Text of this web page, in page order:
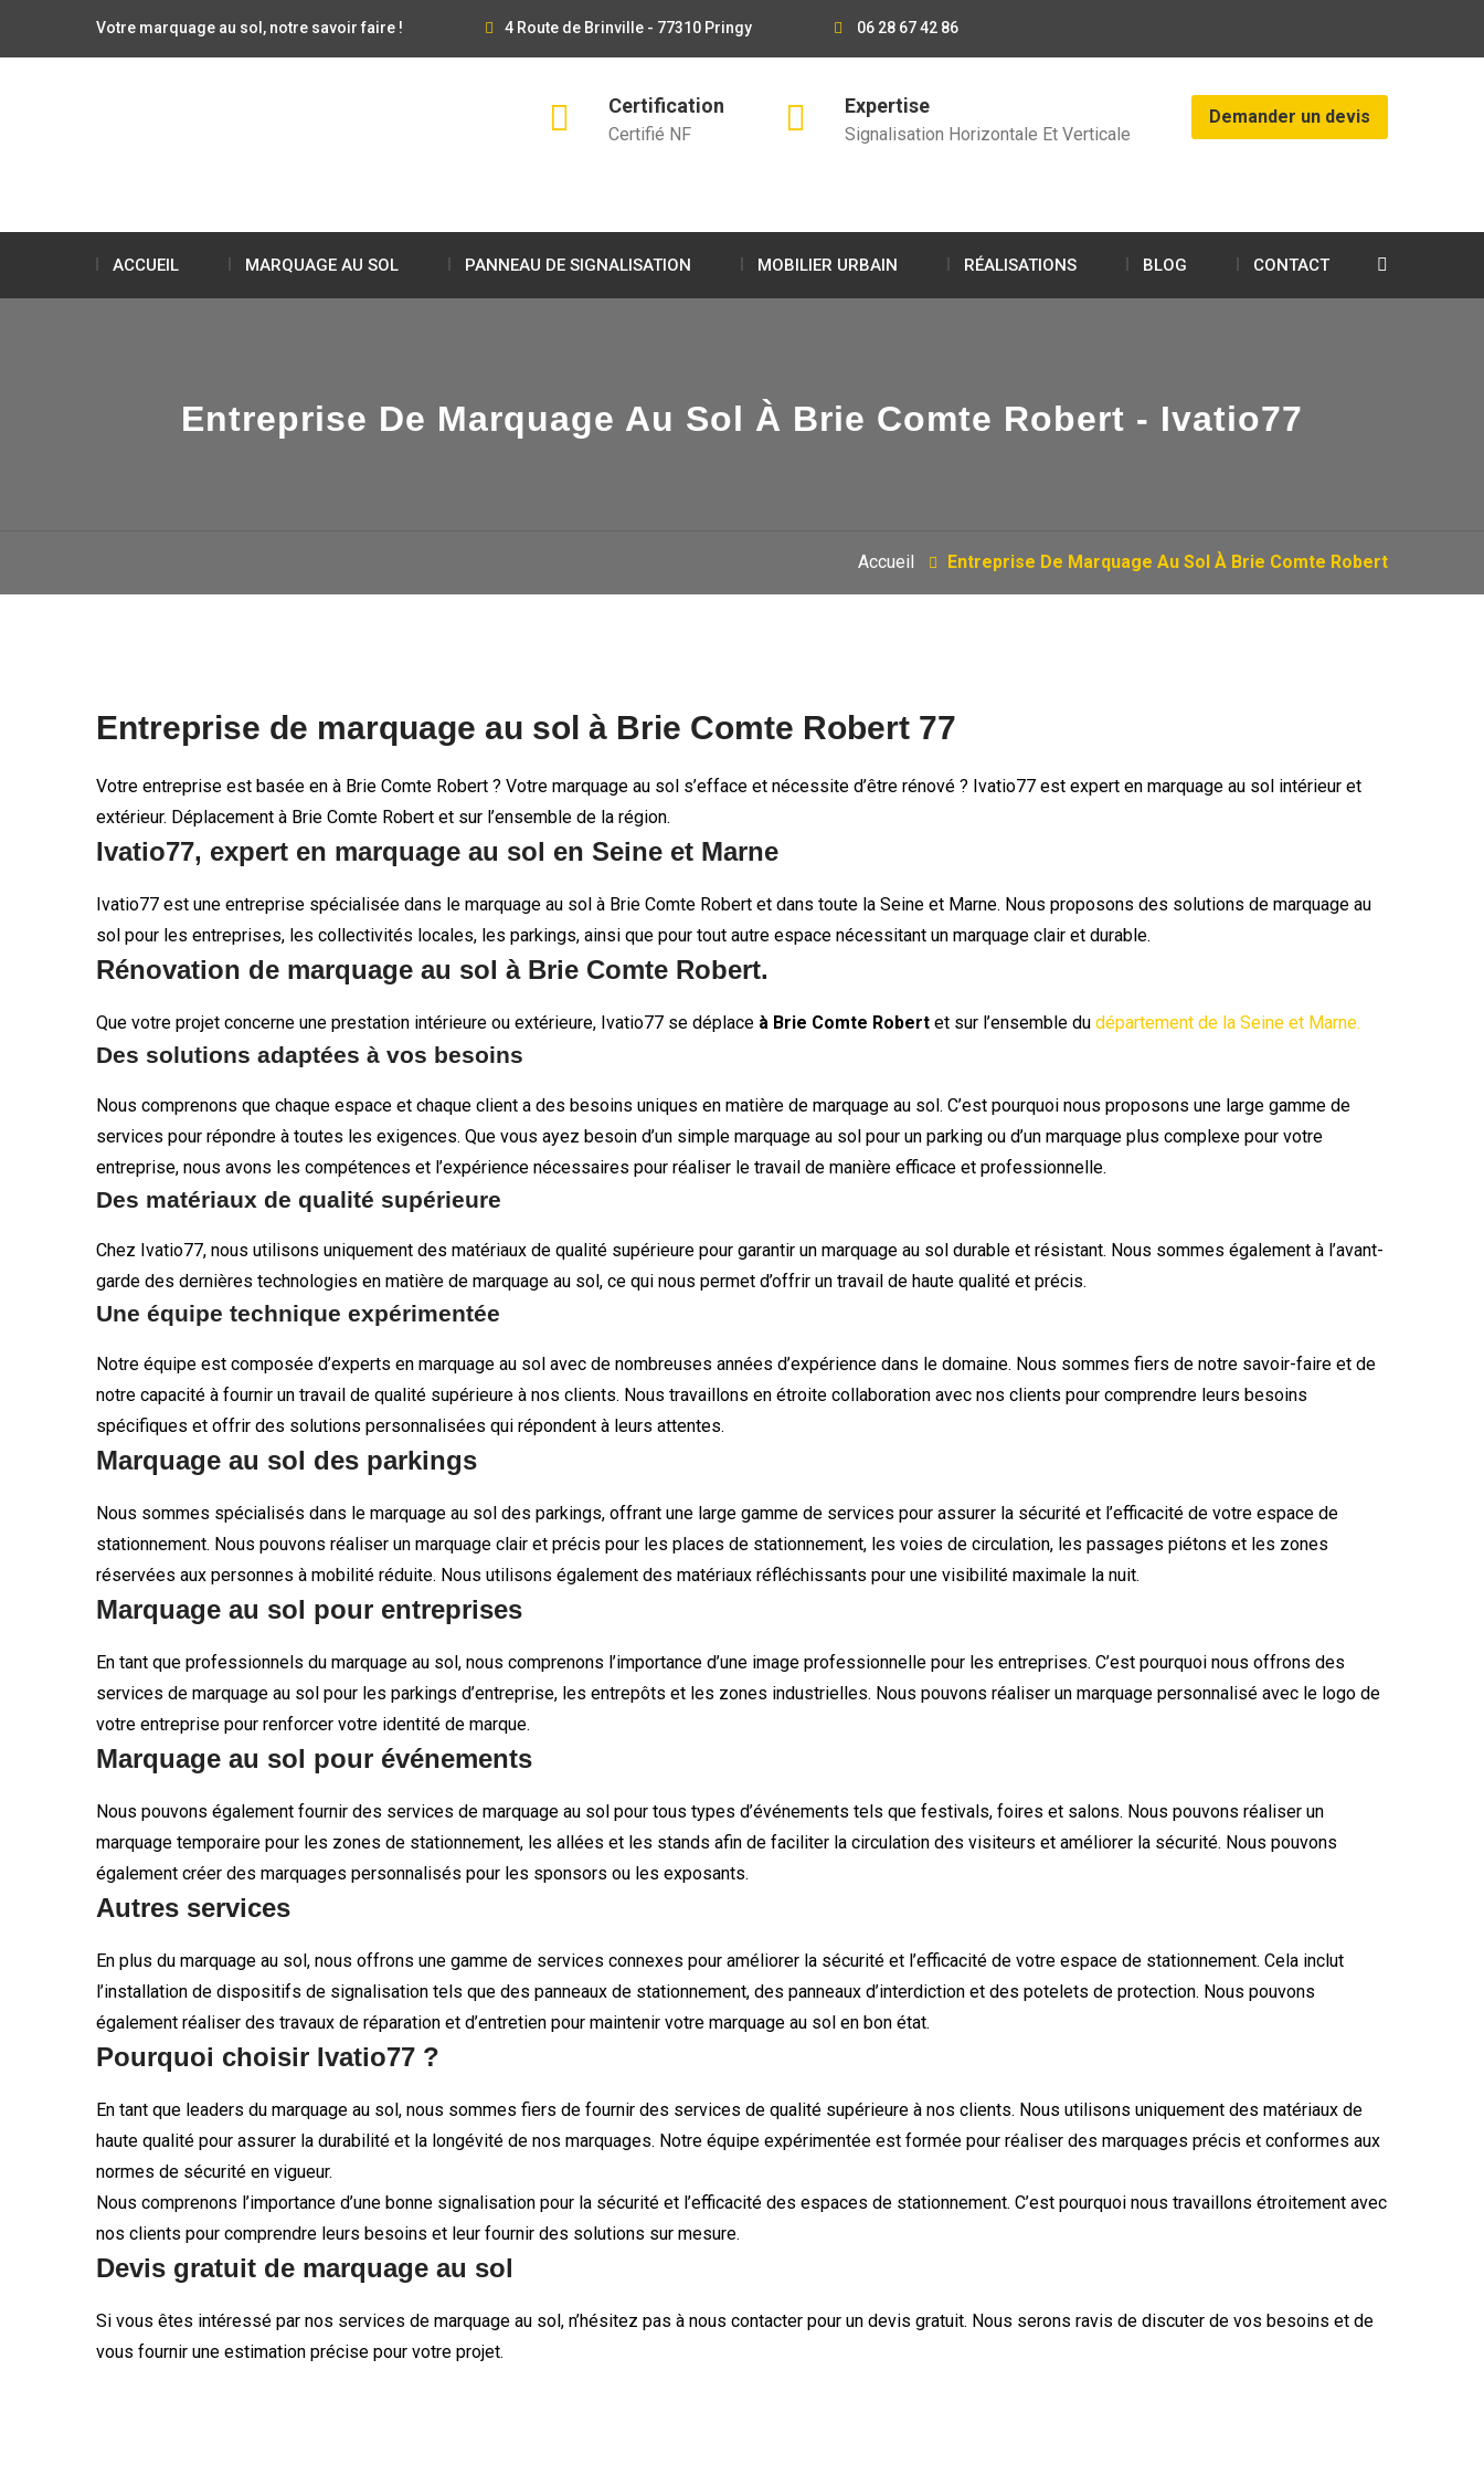
Votre marquage au sol, notre savoir faire ! 4 Route de Brinville - 77310 Pringy 06 28 67 42 86
Certification
Certifié NF
Expertise
Signalisation Horizontale Et Verticale
Demander un devis
ACCUEIL MARQUAGE AU SOL PANNEAU DE SIGNALISATION MOBILIER URBAIN RÉALISATIONS BLOG CONTACT
Entreprise De Marquage Au Sol À Brie Comte Robert - Ivatio77
Accueil Entreprise De Marquage Au Sol À Brie Comte Robert
Entreprise de marquage au sol à Brie Comte Robert 77
Votre entreprise est basée en à Brie Comte Robert ? Votre marquage au sol s’efface et nécessite d’être rénové ? Ivatio77 est expert en marquage au sol intérieur et
extérieur. Déplacement à Brie Comte Robert et sur l’ensemble de la région.
Ivatio77, expert en marquage au sol en Seine et Marne
Ivatio77 est une entreprise spécialisée dans le marquage au sol à Brie Comte Robert et dans toute la Seine et Marne. Nous proposons des solutions de marquage au
sol pour les entreprises, les collectivités locales, les parkings, ainsi que pour tout autre espace nécessitant un marquage clair et durable.
Rénovation de marquage au sol à Brie Comte Robert.
Que votre projet concerne une prestation intérieure ou extérieure, Ivatio77 se déplace à Brie Comte Robert et sur l’ensemble du département de la Seine et Marne.
Des solutions adaptées à vos besoins
Nous comprenons que chaque espace et chaque client a des besoins uniques en matière de marquage au sol. C’est pourquoi nous proposons une large gamme de
services pour répondre à toutes les exigences. Que vous ayez besoin d’un simple marquage au sol pour un parking ou d’un marquage plus complexe pour votre
entreprise, nous avons les compétences et l’expérience nécessaires pour réaliser le travail de manière efficace et professionnelle.
Des matériaux de qualité supérieure
Chez Ivatio77, nous utilisons uniquement des matériaux de qualité supérieure pour garantir un marquage au sol durable et résistant. Nous sommes également à l’avant-
garde des dernières technologies en matière de marquage au sol, ce qui nous permet d’offrir un travail de haute qualité et précis.
Une équipe technique expérimentée
Notre équipe est composée d’experts en marquage au sol avec de nombreuses années d’expérience dans le domaine. Nous sommes fiers de notre savoir-faire et de
notre capacité à fournir un travail de qualité supérieure à nos clients. Nous travaillons en étroite collaboration avec nos clients pour comprendre leurs besoins
spécifiques et offrir des solutions personnalisées qui répondent à leurs attentes.
Marquage au sol des parkings
Nous sommes spécialisés dans le marquage au sol des parkings, offrant une large gamme de services pour assurer la sécurité et l’efficacité de votre espace de
stationnement. Nous pouvons réaliser un marquage clair et précis pour les places de stationnement, les voies de circulation, les passages piétons et les zones
réservées aux personnes à mobilité réduite. Nous utilisons également des matériaux réfléchissants pour une visibilité maximale la nuit.
Marquage au sol pour entreprises
En tant que professionnels du marquage au sol, nous comprenons l’importance d’une image professionnelle pour les entreprises. C’est pourquoi nous offrons des
services de marquage au sol pour les parkings d’entreprise, les entrepôts et les zones industrielles. Nous pouvons réaliser un marquage personnalisé avec le logo de
votre entreprise pour renforcer votre identité de marque.
Marquage au sol pour événements
Nous pouvons également fournir des services de marquage au sol pour tous types d’événements tels que festivals, foires et salons. Nous pouvons réaliser un
marquage temporaire pour les zones de stationnement, les allées et les stands afin de faciliter la circulation des visiteurs et améliorer la sécurité. Nous pouvons
également créer des marquages personnalisés pour les sponsors ou les exposants.
Autres services
En plus du marquage au sol, nous offrons une gamme de services connexes pour améliorer la sécurité et l’efficacité de votre espace de stationnement. Cela inclut
l’installation de dispositifs de signalisation tels que des panneaux de stationnement, des panneaux d’interdiction et des potelets de protection. Nous pouvons
également réaliser des travaux de réparation et d’entretien pour maintenir votre marquage au sol en bon état.
Pourquoi choisir Ivatio77 ?
En tant que leaders du marquage au sol, nous sommes fiers de fournir des services de qualité supérieure à nos clients. Nous utilisons uniquement des matériaux de
haute qualité pour assurer la durabilité et la longévité de nos marquages. Notre équipe expérimentée est formée pour réaliser des marquages précis et conformes aux
normes de sécurité en vigueur.
Nous comprenons l’importance d’une bonne signalisation pour la sécurité et l’efficacité des espaces de stationnement. C’est pourquoi nous travaillons étroitement avec
nos clients pour comprendre leurs besoins et leur fournir des solutions sur mesure.
Devis gratuit de marquage au sol
Si vous êtes intéressé par nos services de marquage au sol, n’hésitez pas à nous contacter pour un devis gratuit. Nous serons ravis de discuter de vos besoins et de
vous fournir une estimation précise pour votre projet.